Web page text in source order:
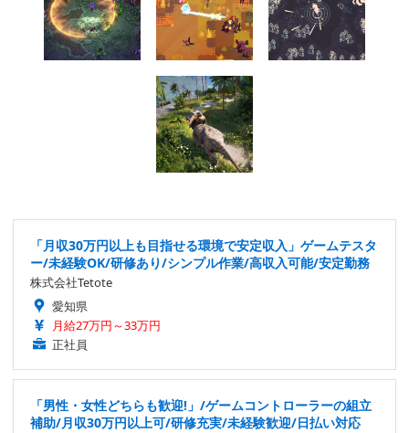
「月収30万円以上も目指せる環境で安定収入」ゲームテスタ
ー/未経験OK/研修あり/シンプル作業/高収入可能/安定勤務
株式会社Tetote
愛知県
月給27万円～33万円
正社員
「男性・女性どちらも歓迎!」/ゲームコントローラーの組立
補助/月収30万円以上可/研修充実/未経験歓迎/日払い対応